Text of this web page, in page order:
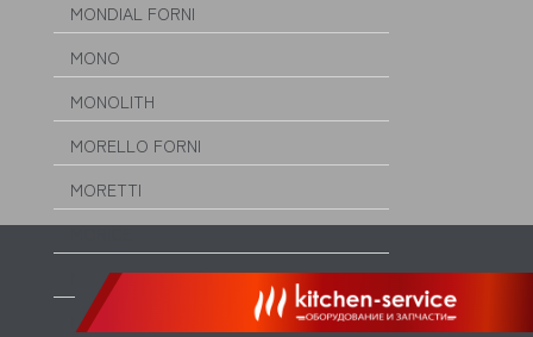
MONDIAL FORNI
MONO
MONOLITH
MORELLO FORNI
MORETTI
MULLER
MUSSO